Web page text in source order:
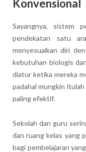
Konvensional
Sayangnya, sistem
pendekatan satu
menyesuaikan diri
kebutuhan biologis
diatur ketika mereka
padahal mungkin
paling efektif.
Sekolah dan guru
dan ruang kelas yang
bagi pembelajaran